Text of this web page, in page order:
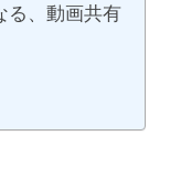
る、動画共有